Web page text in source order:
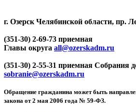
г. Озерск Челябинской области, пр.
(351-30) 2-69-73 приемная
Главы округа all@ozerskadm.ru
(351-30) 2-55-31 приемная Собрания
sobranie@ozerskadm.ru
Обращение гражданина может быть
закона от 2 мая 2006 года № 59-ФЗ.